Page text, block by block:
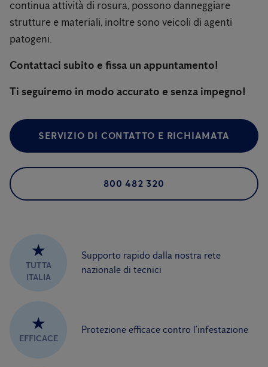
continua attività di rosura, possono danneggiare
strutture e materiali, inoltre sono veicoli di agenti
patogeni.
Contattaci subito e fissa un appuntamento!
Ti seguiremo in modo accurato e senza impegno!
SERVIZIO DI CONTATTO E RICHIAMATA
800 482 320
★
TUTTA
ITALIA
Supporto rapido dalla nostra rete
nazionale di tecnici
★
EFFICACE
Protezione efficace contro l’infestazione